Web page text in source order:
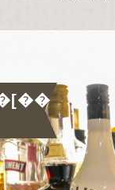
�ō��̎����ݔ��ƍō����V���~���[�^�[�ŁA�S���t���ɂ߂������ɂ����߂̃v�����ł��B